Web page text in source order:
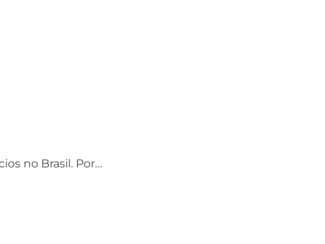
no Brasil. Por…